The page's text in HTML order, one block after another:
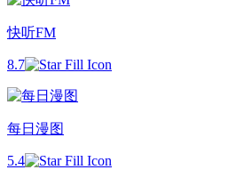
快听FM
8.7
每日漫图
5.4